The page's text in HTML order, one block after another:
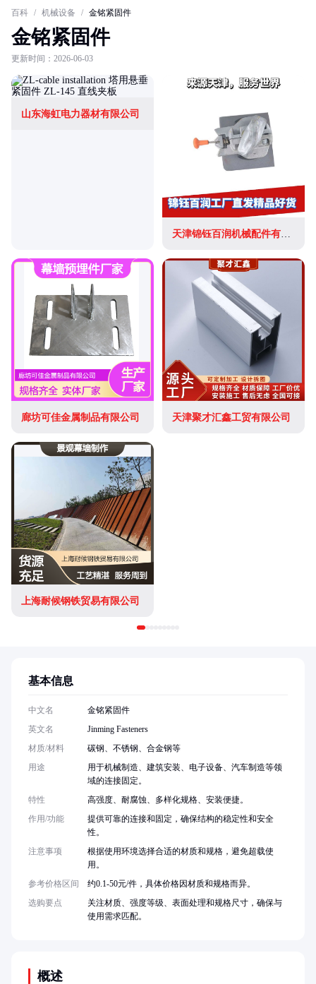
百科 / 机械设备 / 金铭紧固件
金铭紧固件
更新时间：2026-06-03
山东海虹电力器材有限公司
天津锦钰百润机械配件有限公司
廊坊可佳金属制品有限公司 天津聚才汇鑫工贸有限公司
上海耐候钢铁贸易有限公司
概述
基本信息
中文名
金铭紧固件
英文名
Jinming Fasteners
材质/材料
碳钢、不锈钢、合金钢等
用途
用于机械制造、建筑安装、电子设备、汽车制造等领
域的连接固定。
特性
高强度、耐腐蚀、多样化规格、安装便捷。
作用/功能
提供可靠的连接和固定，确保结构的稳定性和安全
性。
注意事项
根据使用环境选择合适的材质和规格，避免超载使
用。
参考价格区间
约0.1-50元/件，具体价格因材质和规格而异。
选购要点
关注材质、强度等级、表面处理和规格尺寸，确保与
使用需求匹配。